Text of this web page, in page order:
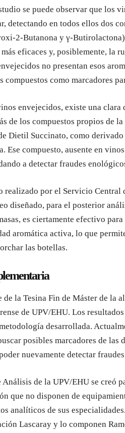
se puede observar que los
detectando en todos ellos dos
2-Butanona y γ-
eficaces y, posiblemente, la
no presentan esos
compuestos como marcadores
envejecidos, existe una
de los compuestos propios de
Dietil Succinato, como
Ese compuesto, ausente en
a detectar fraudes
realizado por el Servicio
diseñado, para el posterior
es ciertamente efectivo
aromática activa, lo que
las botellas.
de la Tesina Fin de Máster de la
de UPV/EHU. Los
desarrollada.
posibles marcadores de las
nuevamente detectar
de la UPV/EHU se creó
que no disponen de
analíticos de sus
Lascaray y lo componen